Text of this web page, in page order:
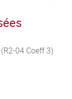
04 Coeff 3)